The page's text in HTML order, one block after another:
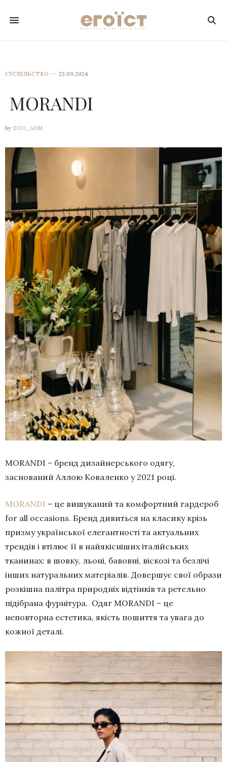
СУСПІЛЬСТВО 23.09.2024
MORANDI
by EGO_ADM
MORANDI – бренд дизайнерського одягу,
заснований Аллою Коваленко у 2021 році.
MORANDI – це вишуканий та комфортний гардероб
for all occasions. Бренд дивиться на класику крізь
призму української елегантності та актуальних
трендів і втілює її в найякісніших італійських
тканинах: в шовку, льоні, бавовні, віскозі та безлічі
інших натуральних матеріалів. Довершує свої образи
розкішна палітра природніх відтінків та ретельно
підібрана фурнітура. Одяг MORANDI – це
неповторна естетика, якість пошиття та увага до
кожної деталі.